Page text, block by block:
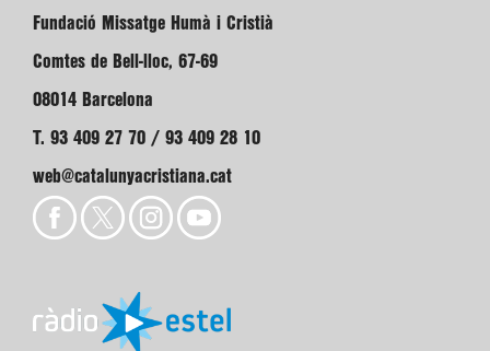
Fundació Missatge Humà i Cristià
Comtes de Bell-lloc, 67-69
08014 Barcelona
T. 93 409 27 70 / 93 409 28 10
web@catalunyacristiana.cat